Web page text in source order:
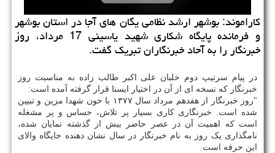
كاراموند: بوشهر ارشد نظامی یگان های آجا در استان بوشهر
و فرمانده پایگاه شكاری شهید یاسینی 17 مرداد، روز
خبرنگار را به آحاد خبرنگاران تبریك گفت.
در پیام سرتیپ دوم خلبان علی اکبر طالب زاده به مناسبت روز
خبرنگار که نسخه ای از آن در اختیار ایسنا قرار گرفته آمده است:
"روز خبرنگار از هفدهم مرداد سال ۱۳۷۷ با خون شهدا مزین و تبیین
شده است. خبرنگاری کاری بسیار پر تلاش، حساس و پر مشغله
است که اهمیت آن در عصر حاضر بیش از گذشته نمایان شده،
نامگذاری یک روز به نام خبرنگار در سال نشان دهنده جایگاه والای
این حرفه است.